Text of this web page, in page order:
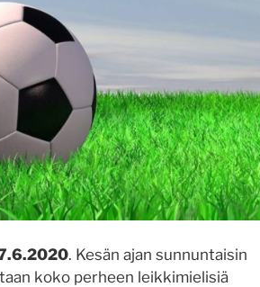
. Kesän ajan sunnuntaisin
koko perheen leikkimielisiä